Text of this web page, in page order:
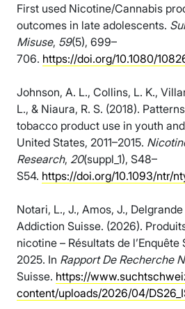
First used Nicotine/Cannabis
outcomes in late adolescents.
Misuse, 59(5), 699–
706. https://doi.org/10.1080/
Johnson, A. L., Collins, L. K.,
L., & Niaura, R. S. (2018).
tobacco product use in youth
United States, 2011–2015.
Research, 20(suppl_1), S48–
S54. https://doi.org/10.1093/ntr/
Notari, L., J., Amos, J.,
Addiction Suisse. (2026).
nicotine – Résultats de
2025. In Rapport De Recherche
Suisse. https://
content/uploads/2026/04/